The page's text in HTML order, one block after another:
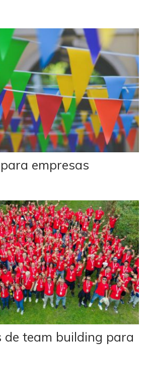
empresas
de team building para